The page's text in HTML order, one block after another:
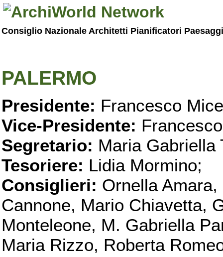
Consiglio Nazionale Architetti Pianificatori
PALERMO
Presidente: Francesco
Vice-Presidente:
Segretario: Maria Gabriella
Tesoriere: Lidia Mormino;
Consiglieri: Ornella
Cannone, Mario Chiavetta,
Monteleone, M. Gabriella
Maria Rizzo, Roberta